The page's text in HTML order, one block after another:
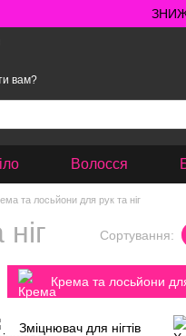
вам?
Волосся
та лосьйони для рук та ніг
Сортування:
Крема та лосьйони
Зміцнювач для нігтів